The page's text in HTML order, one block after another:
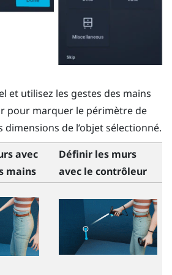
et utilisez les gestes des mains
pour marquer le périmètre de
dimensions de l’objet sélectionné.
avec
mains
Définir les murs
avec le contrôleur